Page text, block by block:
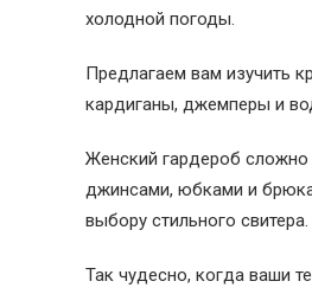
холодной погоды.
Предлагаем вам изучить
кардиганы, джемперы и
Женский гардероб
джинсами, юбками и
выбору стильного свитера.
Так чудесно, когда ваши